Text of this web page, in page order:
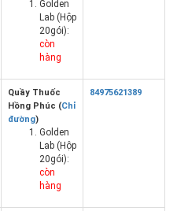
Golden
Lab (Hộp
20gói):
còn
hàng
Quầy Thuốc
Hồng Phúc (Chỉ
đường)
Golden
Lab (Hộp
20gói):
còn
hàng
84975621389